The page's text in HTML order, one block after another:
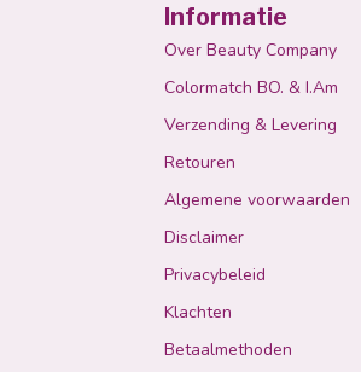
Informatie
Over Beauty Company
Colormatch BO. & I.Am
Verzending & Levering
Retouren
Algemene voorwaarden
Disclaimer
Privacybeleid
Klachten
Betaalmethoden